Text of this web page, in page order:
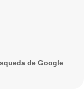
de Google